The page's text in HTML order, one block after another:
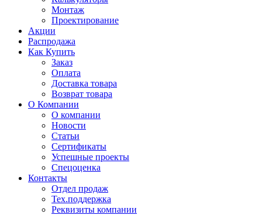
Монтаж
Проектирование
Акции
Распродажа
Как Купить
Заказ
Оплата
Доставка товара
Возврат товара
О Компании
О компании
Новости
Статьи
Сертификаты
Успешные проекты
Спецоценка
Контакты
Отдел продаж
Тех.поддержка
Реквизиты компании